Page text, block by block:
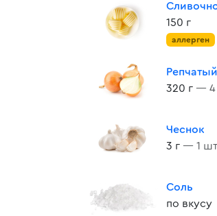
150 г
аллерген
320 г — 4
Чеснок
3 г — 1
Соль
по вкусу